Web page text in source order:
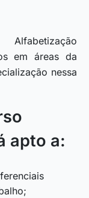
em áreas da
nessa
apto a: